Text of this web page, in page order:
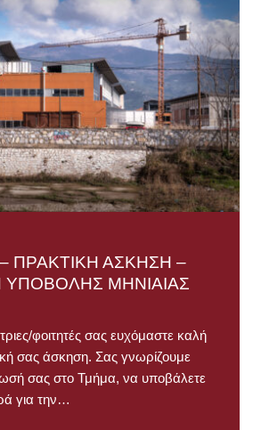
ΠΡΑΚΤΙΚΗ ΑΣΚΗΣΗ –
ΜΗΝΙΑΙΑΣ
φοιτητές σας ευχόμαστε καλή
σας άσκηση. Σας γνωρίζουμε
σας στο Τμήμα, να υποβάλετε
για την…